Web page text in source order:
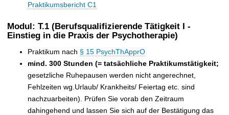
Praktikumsbericht C1
Modul: T.1 (Berufsqualifizierende Tätigkeit I -
Einstieg in die Praxis der Psychotherapie)
Praktikum nach § 15 PsychThApprO
mind. 300 Stunden (= tatsächliche Praktikumstätigkeit;
gesetzliche Ruhepausen werden nicht angerechnet,
Fehlzeiten wg.Urlaub/ Krankheits/ Feiertag etc. sind
nachzuarbeiten). Prüfen Sie vorab den Zeitraum
dahingehend und lassen Sie sich auf der Bestätigung das